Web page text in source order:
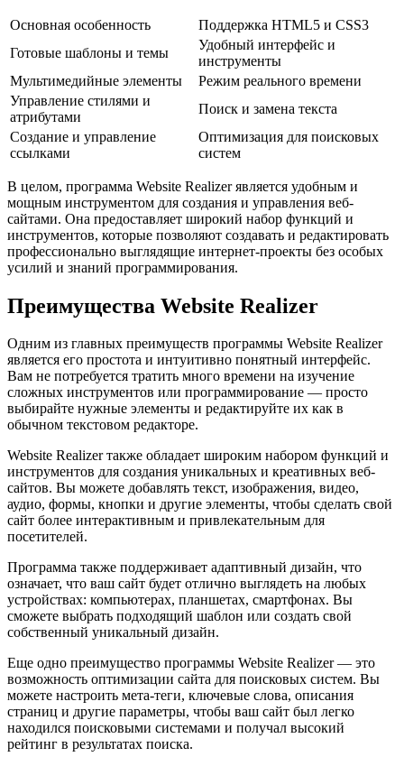
Основная особенность
Поддержка HTML5 и CSS3
Готовые шаблоны и темы
Удобный интерфейс и
инструменты
Мультимедийные элементы
Режим реального времени
Управление стилями и
атрибутами
Поиск и замена текста
Создание и управление
ссылками
Оптимизация для поисковых
систем
В целом, программа Website Realizer является удобным и
мощным инструментом для создания и управления веб-
сайтами. Она предоставляет широкий набор функций и
инструментов, которые позволяют создавать и редактировать
профессионально выглядящие интернет-проекты без особых
усилий и знаний программирования.
Преимущества Website Realizer
Одним из главных преимуществ программы Website Realizer
является его простота и интуитивно понятный интерфейс.
Вам не потребуется тратить много времени на изучение
сложных инструментов или программирование — просто
выбирайте нужные элементы и редактируйте их как в
обычном текстовом редакторе.
Website Realizer также обладает широким набором функций и
инструментов для создания уникальных и креативных веб-
сайтов. Вы можете добавлять текст, изображения, видео,
аудио, формы, кнопки и другие элементы, чтобы сделать свой
сайт более интерактивным и привлекательным для
посетителей.
Программа также поддерживает адаптивный дизайн, что
означает, что ваш сайт будет отлично выглядеть на любых
устройствах: компьютерах, планшетах, смартфонах. Вы
сможете выбрать подходящий шаблон или создать свой
собственный уникальный дизайн.
Еще одно преимущество программы Website Realizer — это
возможность оптимизации сайта для поисковых систем. Вы
можете настроить мета-теги, ключевые слова, описания
страниц и другие параметры, чтобы ваш сайт был легко
находился поисковыми системами и получал высокий
рейтинг в результатах поиска.